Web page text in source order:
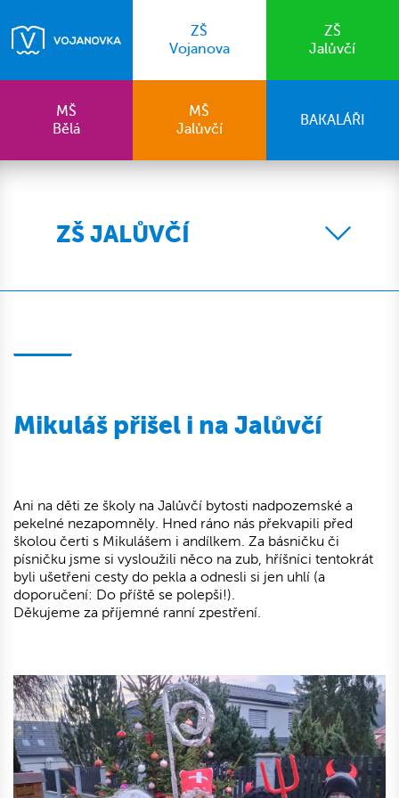
ZŠ
Vojanova
ZŠ
Jalůvčí
MŠ
Bělá
MŠ
Jalůvčí
BAKALÁŘI
ZŠ JALŮVČÍ
Mikuláš přišel i na Jalůvčí
Ani na děti ze školy na Jalůvčí bytosti nadpozemské a
pekelné nezapomněly. Hned ráno nás překvapili před
školou čerti s Mikulášem i andílkem. Za básničku či
písničku jsme si vysloužili něco na zub, hříšníci tentokrát
byli ušetřeni cesty do pekla a odnesli si jen uhlí (a
doporučení: Do příště se polepši!).
Děkujeme za příjemné ranní zpestření.